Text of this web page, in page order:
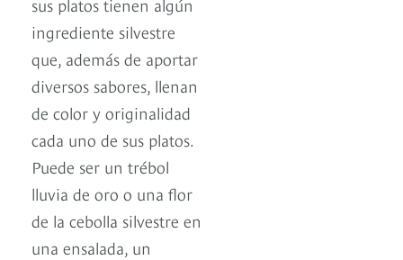
ingrediente silvestre
que, además de aportar
diversos sabores, llenan
de color y originalidad
cada uno de sus platos.
Puede ser un trébol
lluvia de oro o una flor
de la cebolla silvestre en
una ensalada, un